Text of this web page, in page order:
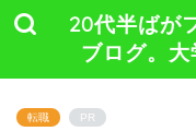
20代半ばが
ブログ。
転職 PR